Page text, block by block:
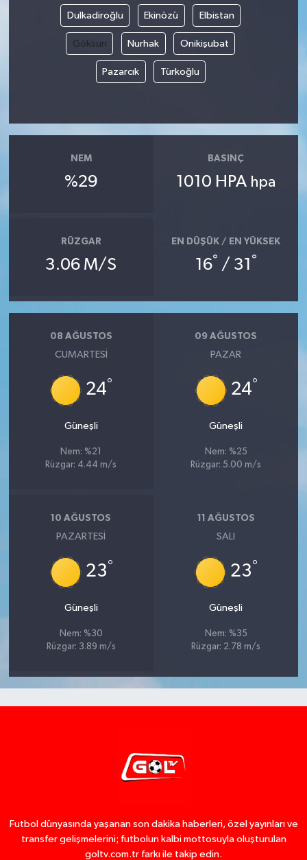
Dulkadiroğlu Ekinözü Elbistan
Göksun Nurhak Onikişubat
Pazarcık Türkoğlu
NEM
%29
BASINÇ
1010 HPA hpa
RÜZGAR
3.06 M/S
EN DÜŞÜK / EN YÜKSEK
16° / 31 °
08 AĞUSTOS
CUMARTESI
24°
Güneşli
Nem: %21
Rüzgar: 4.44 m/s
09 AĞUSTOS
PAZAR
24°
Güneşli
Nem: %25
Rüzgar: 5.00 m/s
10 AĞUSTOS
PAZARTESI
23°
Güneşli
Nem: %30
Rüzgar: 3.89 m/s
11 AĞUSTOS
SALI
23°
Güneşli
Nem: %35
Rüzgar: 2.78 m/s
Futbol dünyasında yaşanan son dakika haberleri, özel yayınları ve
transfer gelişmelerini; futbolun kalbi mottosuyla oluşturulan
goltv.com.tr farkı ile takip edin.